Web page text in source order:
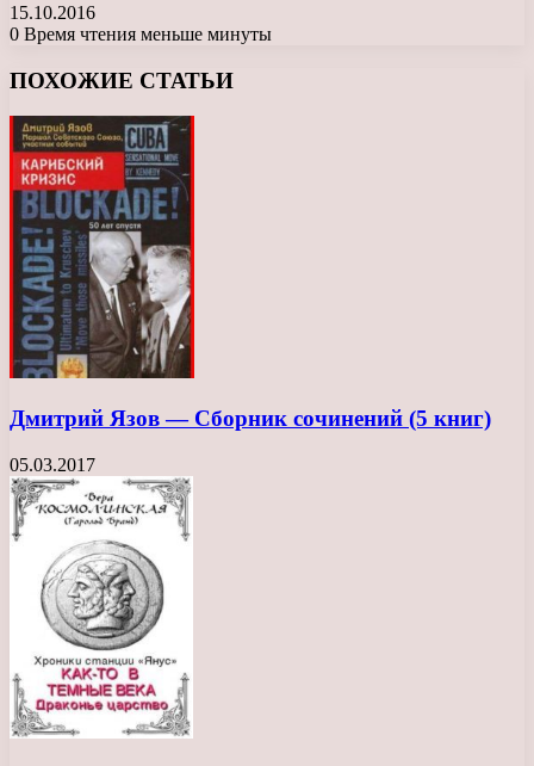
15.10.2016
0 Время чтения меньше минуты
ПОХОЖИЕ СТАТЬИ
Дмитрий Язов — Сборник сочинений (5 книг)
05.03.2017